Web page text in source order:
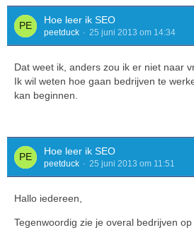
Hoe leer ik SEO
peetduck 25 juni 2013 om 14:34
Dat weet ik, anders zou ik er niet naar
Ik wil weten hoe gaan bedrijven te
kan beginnen.
Hoe leer ik SEO
peetduck 25 juni 2013 om 11:51
Hallo iedereen,
Tegenwoordig zie je overal bedrijven